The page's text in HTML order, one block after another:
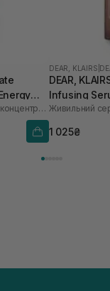
Антивікова сироватка-концентрат для омолодження шкіри
DEAR, KLAIRS
DEAR,
Infusing
Живильний
1 025₴